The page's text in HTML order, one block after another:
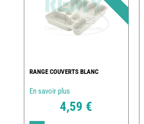
RANGE COUVERTS BLANC
En savoir plus
4,59 €